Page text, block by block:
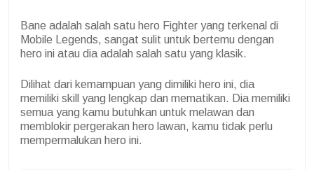
Bane adalah salah satu hero Fighter yang terkenal di
Mobile Legends, sangat sulit untuk bertemu dengan
hero ini atau dia adalah salah satu yang klasik.
Dilihat dari kemampuan yang dimiliki hero ini, dia
memiliki skill yang lengkap dan mematikan. Dia memiliki
semua yang kamu butuhkan untuk melawan dan
memblokir pergerakan hero lawan, kamu tidak perlu
mempermalukan hero ini.